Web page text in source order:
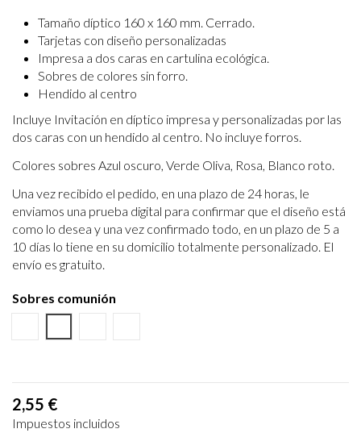
Tamaño díptico 160 x 160 mm. Cerrado.
Tarjetas con diseño personalizadas
Impresa a dos caras en cartulina ecológica.
Sobres de colores sin forro.
Hendido al centro
Incluye Invitación en díptico impresa y personalizadas por las
dos caras con un hendido al centro. No incluye forros.
Colores sobres Azul oscuro, Verde Oliva, Rosa, Blanco roto.
Una vez recibido el pedido, en una plazo de 24 horas, le
enviamos una prueba digital para confirmar que el diseño está
como lo desea y una vez confirmado todo, en un plazo de 5 a
10 días lo tiene en su domicilio totalmente personalizado. El
envío es gratuito.
Sobres comunión
2,55 €
Impuestos incluidos